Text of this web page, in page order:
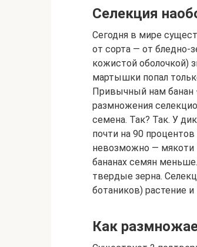
Селекция
Сегодня в мире
от сорта — от бледно-
кожистой оболочкой)
мартышки попал
Привычный нам банан
размножения
семена. Так? Так. У
почти на 90
невозможно — мякоти
бананах семян
твердые зерна.
ботаников) растение
Как